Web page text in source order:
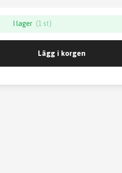
I lager (1 st)
Lägg i korgen